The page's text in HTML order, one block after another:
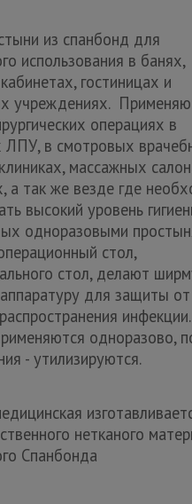
из спанбонд для
использования в банях,
гостиницах и
учреждениях.
операциях в
ЛПУ, в смотровых
массажных
а так же везде где
высокий уровень
одноразовыми
стол,
стол, делают
для защиты от
инфекции.
одноразово,
- утилизируются.
нетканого
Спанбонда